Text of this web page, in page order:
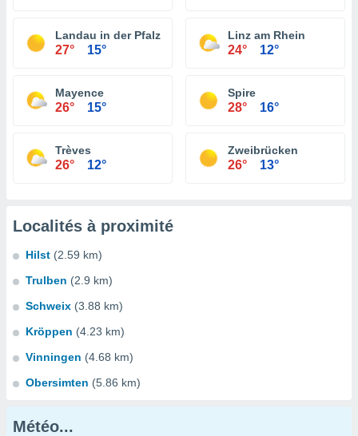
Landau in der Pfalz
27° 15°
Linz am Rhein
24° 12°
Mayence
26° 15°
Spire
28° 16°
Trèves
26° 12°
Zweibrücken
26° 13°
Localités à proximité
Hilst (2.59 km)
Trulben (2.9 km)
Schweix (3.88 km)
Kröppen (4.23 km)
Vinningen (4.68 km)
Obersimten (5.86 km)
Météo...